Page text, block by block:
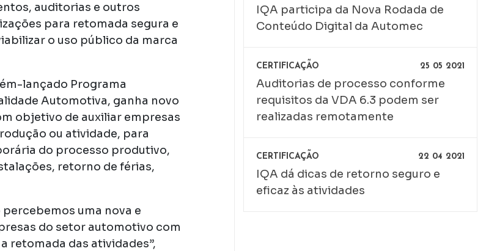
auditorias e outros
para retomada segura e
o uso público da marca
lançado Programa
Automotiva, ganha novo
objetivo de auxiliar empresas
ou atividade, para
do processo produtivo,
retorno de férias,
uma nova e
do setor automotivo com
retomada das atividades”,
IQA participa da Nova Rodada de
Conteúdo Digital da Automec
CERTIFICAÇÃO 25 05 2021
Auditorias de processo conforme
requisitos da VDA 6.3 podem ser
realizadas remotamente
CERTIFICAÇÃO 22 04 2021
IQA dá dicas de retorno seguro e
eficaz às atividades